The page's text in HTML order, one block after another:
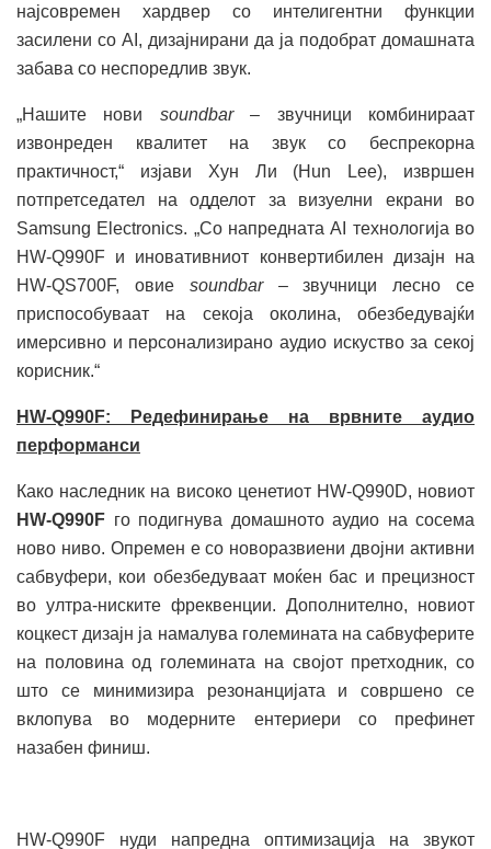
најсовремен хардвер со интелигентни функции
засилени со AI, дизајнирани да ја подобрат домашната
забава со неспоредлив звук.
„Нашите нови soundbar– звучници комбинираат
извонреден квалитет на звук со беспрекорна
практичност,“ изјави Хун Ли (Hun Lee), извршен
потпретседател на одделот за визуелни екрани во
Samsung Electronics. „Со напредната AI технологија во
HW-Q990F и иновативниот конвертибилен дизајн на
HW-QS700F, овие soundbar– звучници лесно се
приспособуваат на секоја околина, обезбедувајќи
имерсивно и персонализирано аудио искуство за секој
корисник.“
HW-Q990F: Редефинирање на врвните аудио
перформанси
Како наследник на високо ценетиот HW-Q990D, новиот
HW-Q990F го подигнува домашното аудио на сосема
ново ниво. Опремен е со новоразвиени двојни активни
сабвуфери, кои обезбедуваат моќен бас и прецизност
во ултра-ниските фреквенции. Дополнително, новиот
коцкест дизајн ја намалува големината на сабвуферите
на половина од големината на својот претходник, со
што се минимизира резонанцијата и совршено се
вклопува во модерните ентериери со префинет
назабен финиш.
HW-Q990F нуди напредна оптимизација на звукот